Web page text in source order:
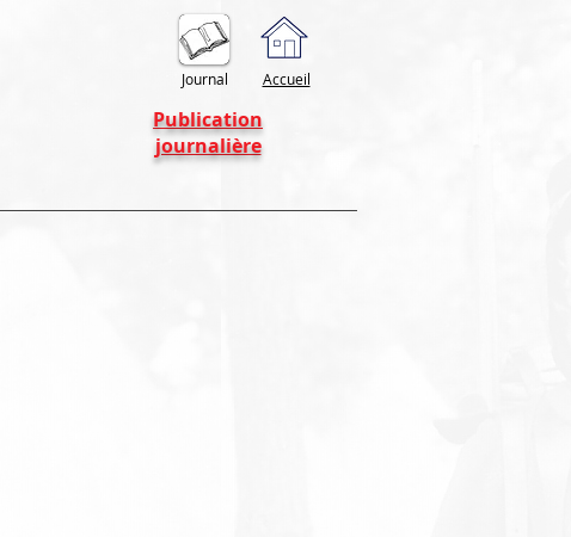
Journal Accueil
Publication
journalière